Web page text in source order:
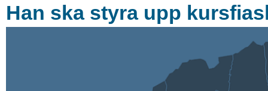
Han ska styra upp